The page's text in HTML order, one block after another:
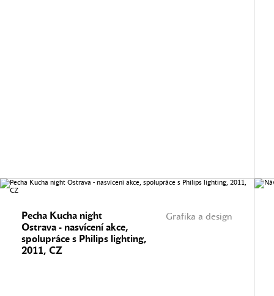
Grafika a design
Pecha Kucha night
Ostrava - nasvícení akce,
spolupráce s Philips lighting,
2011, CZ